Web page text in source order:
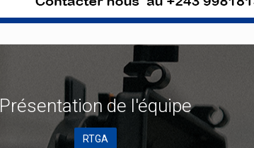
Présentation de l'équipe
RTGA